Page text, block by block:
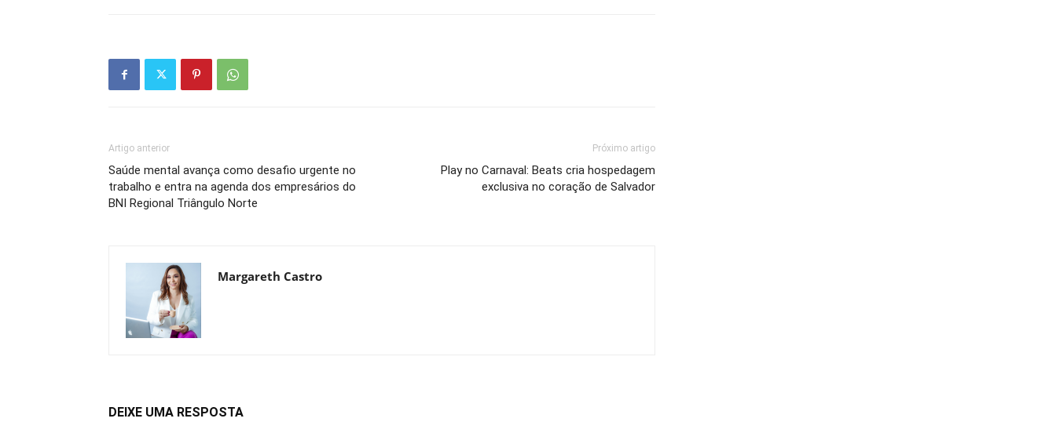
Artigo anterior
Saúde mental avança como desafio urgente no
trabalho e entra na agenda dos empresários do
BNI Regional Triângulo Norte
Próximo artigo
Play no Carnaval: Beats cria hospedagem
exclusiva no coração de Salvador
Margareth Castro
DEIXE UMA RESPOSTA